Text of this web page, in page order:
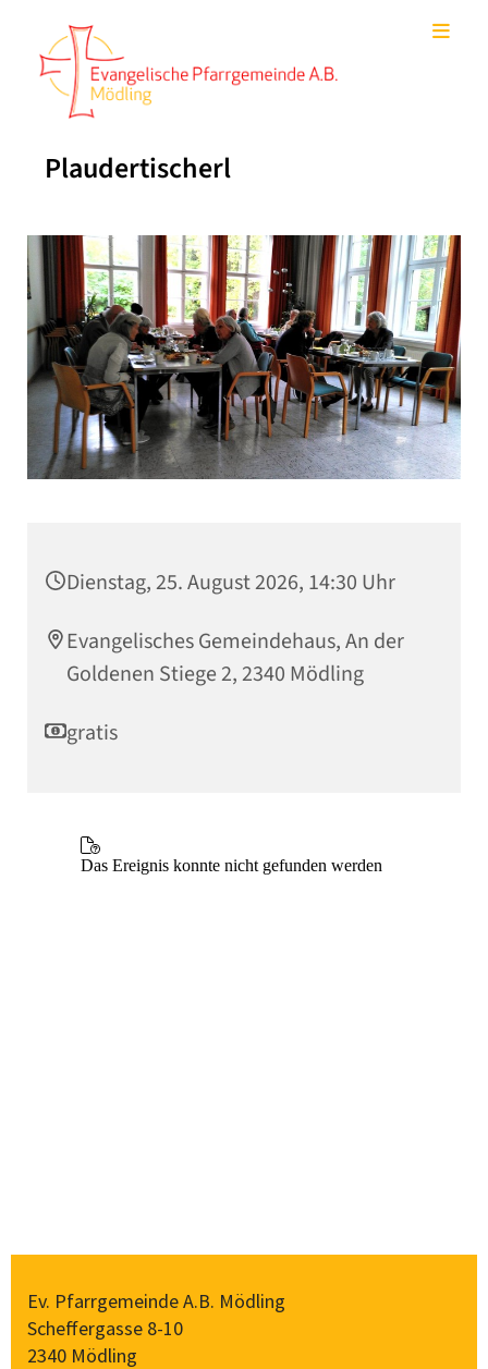
Plaudertischerl
Dienstag, 25. August 2026, 14:30 Uhr
Evangelisches Gemeindehaus, An der
Goldenen Stiege 2, 2340 Mödling
gratis
Ev. Pfarrgemeinde A.B. Mödling
Scheffergasse 8-10
2340 Mödling